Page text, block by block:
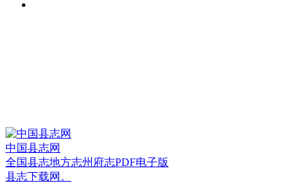
中国县志网
全国县志地方志州府志PDF电子版
县志下载网。